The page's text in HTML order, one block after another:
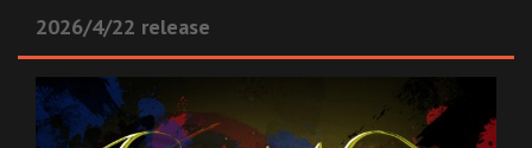
2026/4/22 release